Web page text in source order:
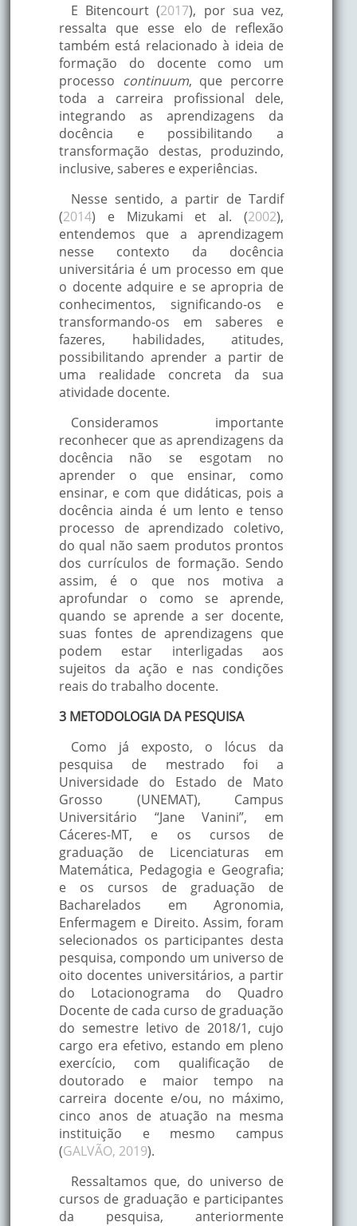
E Bitencourt (2017), por sua vez,
ressalta que esse elo de reflexão
também está relacionado à ideia de
formação do docente como um
processo continuum, que percorre
toda a carreira profissional dele,
integrando as aprendizagens da
docência e possibilitando a
transformação destas, produzindo,
inclusive, saberes e experiências.
Nesse sentido, a partir de Tardif
(2014) e Mizukami et al. (2002),
entendemos que a aprendizagem
nesse contexto da docência
universitária é um processo em que
o docente adquire e se apropria de
conhecimentos, significando-os e
transformando-os em saberes e
fazeres, habilidades, atitudes,
possibilitando aprender a partir de
uma realidade concreta da sua
atividade docente.
Consideramos importante
reconhecer que as aprendizagens da
docência não se esgotam no
aprender o que ensinar, como
ensinar, e com que didáticas, pois a
docência ainda é um lento e tenso
processo de aprendizado coletivo,
do qual não saem produtos prontos
dos currículos de formação. Sendo
assim, é o que nos motiva a
aprofundar o como se aprende,
quando se aprende a ser docente,
suas fontes de aprendizagens que
podem estar interligadas aos
sujeitos da ação e nas condições
reais do trabalho docente.
3 METODOLOGIA DA PESQUISA
Como já exposto, o lócus da
pesquisa de mestrado foi a
Universidade do Estado de Mato
Grosso (UNEMAT), Campus
Universitário “Jane Vanini”, em
Cáceres-MT, e os cursos de
graduação de Licenciaturas em
Matemática, Pedagogia e Geografia;
e os cursos de graduação de
Bacharelados em Agronomia,
Enfermagem e Direito. Assim, foram
selecionados os participantes desta
pesquisa, compondo um universo de
oito docentes universitários, a partir
do Lotacionograma do Quadro
Docente de cada curso de graduação
do semestre letivo de 2018/1, cujo
cargo era efetivo, estando em pleno
exercício, com qualificação de
doutorado e maior tempo na
carreira docente e/ou, no máximo,
cinco anos de atuação na mesma
instituição e mesmo campus
(GALVÃO, 2019).
Ressaltamos que, do universo de
cursos de graduação e participantes
da pesquisa, anteriormente